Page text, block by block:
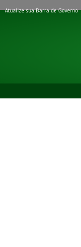
Atualize sua Barra de Governo